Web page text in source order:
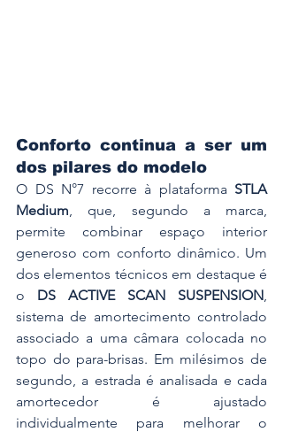
Conforto continua a ser um
dos pilares do modelo
O DS N°7 recorre à plataforma STLA
Medium , que, segundo a marca,
permite combinar espaço interior
generoso com conforto dinâmico. Um
dos elementos técnicos em destaque é
o DS ACTIVE SCAN SUSPENSION
sistema de amortecimento controlado
associado a uma câmara colocada no
topo do para-brisas. Em milésimos de
segundo, a estrada é analisada e cada
amortecedor é ajustado
individualmente para melhorar o